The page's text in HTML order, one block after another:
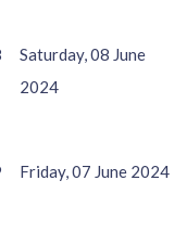
Saturday, 08 June
2024
Friday, 07 June 2024